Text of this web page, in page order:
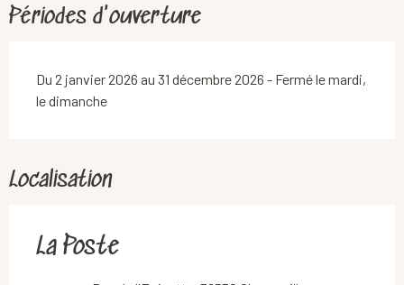
Périodes d'ouverture
Du 2 janvier 2026 au 31 décembre 2026 - Fermé le mardi,
le dimanche
Localisation
La Poste